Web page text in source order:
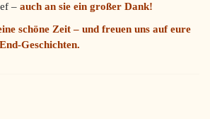
– auch an sie ein großer Dank!
schöne Zeit – und freuen uns auf eure
Geschichten.